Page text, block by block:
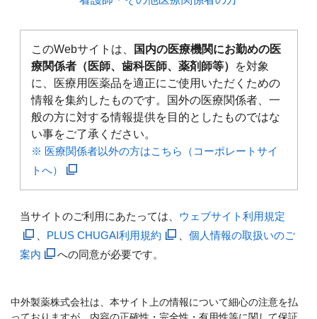
このWebサイトは、
国内の医療機関にお勤めの医
療関係者（医師、歯科医師、薬剤師等）
を対象
に、医療用医薬品を適正にご使用いただくための
情報を集約したものです。国外の医療関係者、一
般の方に対する情報提供を目的としたものではな
い事をご了承ください。
※ 医療関係者以外の方はこちら（コーポレートサイ
トへ）
当サイトのご利用にあたっては、 ウェブサイト利用規定
PLUS CHUGAI利用規約
個人情報の取扱いのご
案内
への同意が必要です。
中外製薬株式会社は、本サイト上の情報について細心の注意を払
っておりますが、内容の正確性・完全性・有用性等に関して保証